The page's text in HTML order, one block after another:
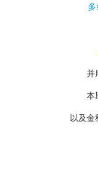
并
本
以及金